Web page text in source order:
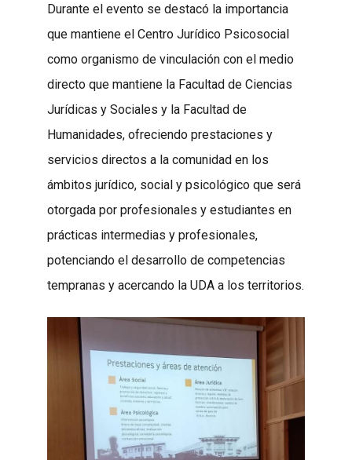
Durante el evento se destacó la importancia
que mantiene el Centro Jurídico Psicosocial
como organismo de vinculación con el medio
directo que mantiene la Facultad de Ciencias
Jurídicas y Sociales y la Facultad de
Humanidades, ofreciendo prestaciones y
servicios directos a la comunidad en los
ámbitos jurídico, social y psicológico que será
otorgada por profesionales y estudiantes en
prácticas intermedias y profesionales,
potenciando el desarrollo de competencias
tempranas y acercando la UDA a los territorios.